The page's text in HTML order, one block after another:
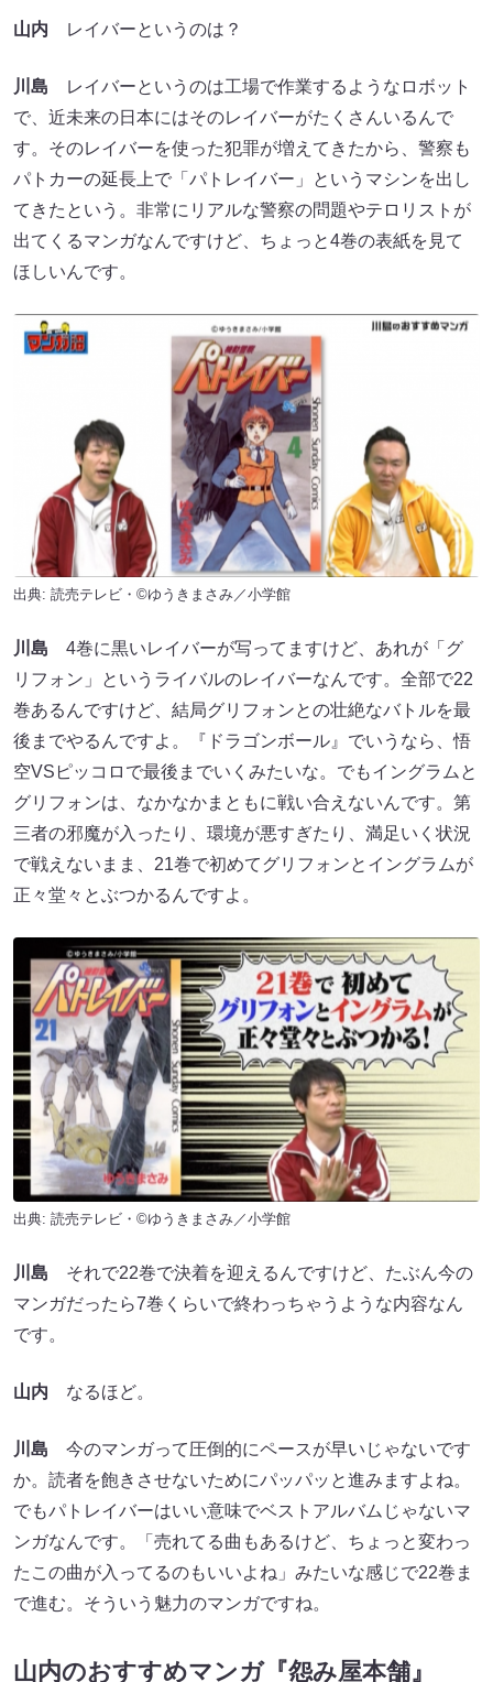
山内 レイバーというのは？
川島 レイバーというのは工場で作業するようなロボット
で、近未来の日本にはそのレイバーがたくさんいるんで
す。そのレイバーを使った犯罪が増えてきたから、警察も
パトカーの延長上で「パトレイバー」というマシンを出し
てきたという。非常にリアルな警察の問題やテロリストが
出てくるマンガなんですけど、ちょっと4巻の表紙を見て
ほしいんです。
出典: 読売テレビ・©ゆうきまさみ／小学館
川島 4巻に黒いレイバーが写ってますけど、あれが「グ
リフォン」というライバルのレイバーなんです。全部で22
巻あるんですけど、結局グリフォンとの壮絶なバトルを最
後までやるんですよ。『ドラゴンボール』でいうなら、悟
空VSピッコロで最後までいくみたいな。でもイングラムと
グリフォンは、なかなかまともに戦い合えないんです。第
三者の邪魔が入ったり、環境が悪すぎたり、満足いく状況
で戦えないまま、21巻で初めてグリフォンとイングラムが
正々堂々とぶつかるんですよ。
出典: 読売テレビ・©ゆうきまさみ／小学館
川島 それで22巻で決着を迎えるんですけど、たぶん今の
マンガだったら7巻くらいで終わっちゃうような内容なん
です。
山内 なるほど。
川島 今のマンガって圧倒的にペースが早いじゃないです
か。読者を飽きさせないためにパッパッと進みますよね。
でもパトレイバーはいい意味でベストアルバムじゃないマ
ンガなんです。「売れてる曲もあるけど、ちょっと変わっ
たこの曲が入ってるのもいいよね」みたいな感じで22巻ま
で進む。そういう魅力のマンガですね。
山内のおすすめマンガ『怨み屋本舗』